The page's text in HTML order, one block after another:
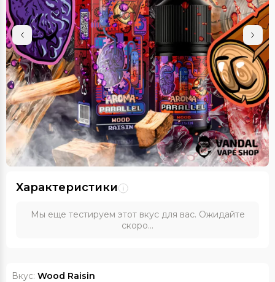
Характеристики
Мы еще тестируем этот вкус для вас. Ожидайте
скоро...
Вкус: Wood Raisin